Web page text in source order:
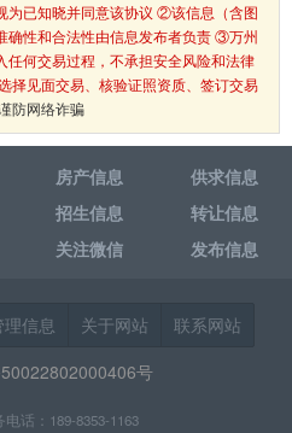
为已知晓并同意该协议 ②该信息（含图
确性和合法性由信息发布者负责 ③万州
何交易过程，不承担安全风险和法律
择见面交易、核验证照资质、签订交易
防网络诈骗
房产信息
供求信息
招生信息
转让信息
关注微信 发布信息
理信息 关于网站
联系网站
号
话：189-8353-1163